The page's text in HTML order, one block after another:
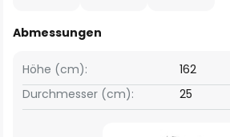
Abmessungen
Höhe (cm):
162
Durchmesser (cm):
25